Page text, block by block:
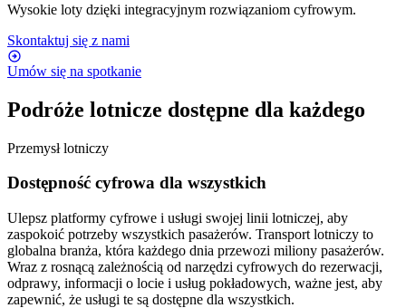
Wysokie loty dzięki integracyjnym rozwiązaniom cyfrowym.
Skontaktuj się z nami
Umów się na spotkanie
Podróże lotnicze dostępne dla każdego
Przemysł lotniczy
Dostępność cyfrowa dla wszystkich
Ulepsz platformy cyfrowe i usługi swojej linii lotniczej, aby
zaspokoić potrzeby wszystkich pasażerów. Transport lotniczy to
globalna branża, która każdego dnia przewozi miliony pasażerów.
Wraz z rosnącą zależnością od narzędzi cyfrowych do rezerwacji,
odprawy, informacji o locie i usług pokładowych, ważne jest, aby
zapewnić, że usługi te są dostępne dla wszystkich.